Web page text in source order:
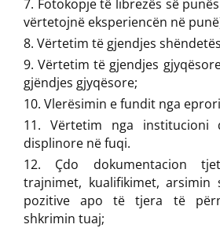
Fotokopje të librezës së
vërtetojnë eksperiencën në
Vërtetim të gjendjes
Vërtetim të gjendjes
gjëndjes gjyqësore;
Vlerësimin e fundit nga
Vërtetim nga
displinore në fuqi.
Çdo dokumentacion
trajnimet, kualifikimet, arsimin
pozitive apo të tjera të
shkrimin tuaj;